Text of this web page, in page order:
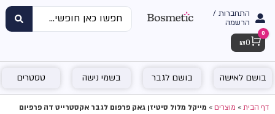
התחברות /
הרשמה
Cart
0
₪ 0
בושם לאישה בושם לגבר בשמי נישה טסטרים
דף הבית»מוצרים»מייקל מלול סיטיזן גאק פרפום לגבר אקסטרייט דה פרפיום